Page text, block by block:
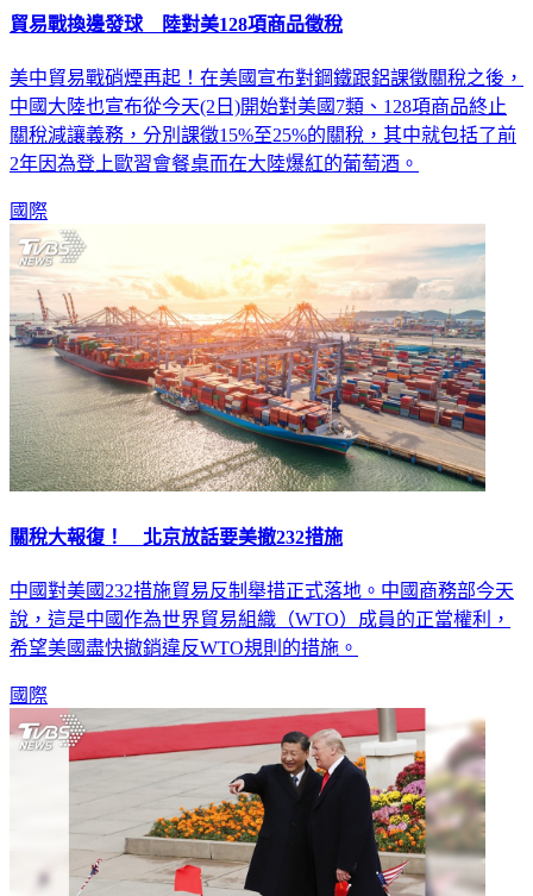
貿易戰換邊發球 陸對美128項商品徵稅
美中貿易戰硝煙再起！在美國宣布對鋼鐵跟鋁課徵關稅之後，
中國大陸也宣布從今天(2日)開始對美國7類、128項商品終止
關稅減讓義務，分別課徵15%至25%的關稅，其中就包括了前
2年因為登上歐習會餐桌而在大陸爆紅的葡萄酒。
國際
關稅大報復！ 北京放話要美撤232措施
中國對美國232措施貿易反制舉措正式落地。中國商務部今天
說，這是中國作為世界貿易組織（WTO）成員的正當權利，
希望美國盡快撤銷違反WTO規則的措施。
國際